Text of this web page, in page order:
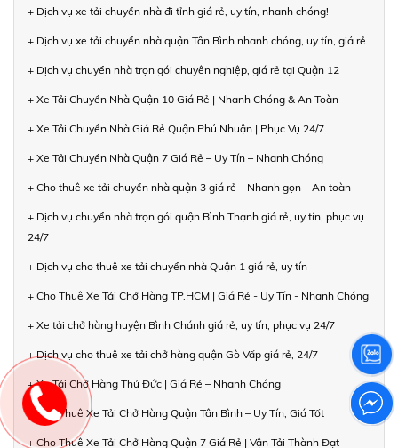
+ Dịch vụ xe tải chuyển nhà đi tỉnh giá rẻ, uy tín, nhanh chóng!
+ Dịch vụ xe tải chuyển nhà quận Tân Bình nhanh chóng, uy tín, giá rẻ
+ Dịch vụ chuyển nhà trọn gói chuyên nghiệp, giá rẻ tại Quận 12
+ Xe Tải Chuyển Nhà Quận 10 Giá Rẻ | Nhanh Chóng & An Toàn
+ Xe Tải Chuyển Nhà Giá Rẻ Quận Phú Nhuận | Phục Vụ 24/7
+ Xe Tải Chuyển Nhà Quận 7 Giá Rẻ – Uy Tín – Nhanh Chóng
+ Cho thuê xe tải chuyển nhà quận 3 giá rẻ – Nhanh gọn – An toàn
+ Dịch vụ chuyển nhà trọn gói quận Bình Thạnh giá rẻ, uy tín, phục vụ
24/7
+ Dịch vụ cho thuê xe tải chuyển nhà Quận 1 giá rẻ, uy tín
+ Cho Thuê Xe Tải Chở Hàng TP.HCM | Giá Rẻ - Uy Tín - Nhanh Chóng
+ Xe tải chở hàng huyện Bình Chánh giá rẻ, uy tín, phục vụ 24/7
+ Dịch vụ cho thuê xe tải chở hàng quận Gò Vấp giá rẻ, 24/7
+ Xe Tải Chở Hàng Thủ Đức | Giá Rẻ – Nhanh Chóng
+ Cho Thuê Xe Tải Chở Hàng Quận Tân Bình – Uy Tín, Giá Tốt
+ Cho Thuê Xe Tải Chở Hàng Quận 7 Giá Rẻ | Vận Tải Thành Đạt